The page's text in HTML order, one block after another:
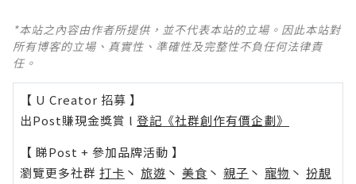
*本站之內容由作者所提供，並不代表本站的立場。因此本站對
所有博客的立場、真實性、準確性及完整性不負任何法律責
任。
【 U Creator 招募 】
出Post賺現金獎賞 l 登記《社群創作有價企劃》
【 睇Post + 參加品牌活動 】
瀏覽更多社群 打卡 丶 旅遊 丶 美食 丶 親子 丶 寵物 丶 扮靚